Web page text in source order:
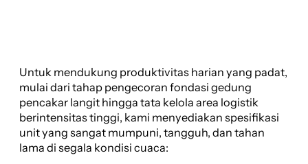
Untuk mendukung produktivitas harian yang padat,
mulai dari tahap pengecoran fondasi gedung
pencakar langit hingga tata kelola area logistik
berintensitas tinggi, kami menyediakan spesifikasi
unit yang sangat mumpuni, tangguh, dan tahan
lama di segala kondisi cuaca: